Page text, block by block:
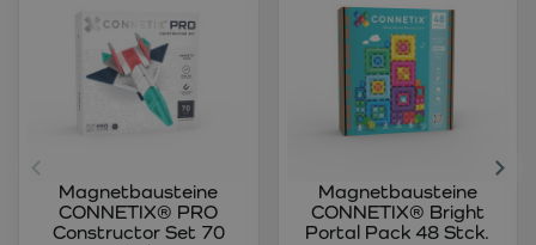
Magnetbausteine
CONNETIX® PRO
Constructor Set 70
Magnetbausteine
CONNETIX® Bright
Portal Pack 48 Stck.